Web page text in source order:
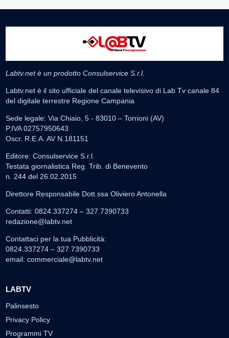
Labtv.net è un prodotto Consulservice S.r.l.
Labtv.net è il sito ufficiale del canale televisivo di Lab Tv canale 84
del digitale terrestre Regione Campania
Sede legale: Via Chiaio, 5 - 83010 – Torrioni (AV)
P.IVA 02757950643
Oscr. R.E.A. AV N.181151
Editore: Consulservice S.r.l.
Testata giornalistica Reg. Trib. di Benevento
n. 244 del 26.02.2015
Direttore Responsabile Dott.ssa Oliviero Antonella
Contatti: 0824.337274 – 327.7390733
redazione@labtv.net
Contattaci per la tua Pubblicità:
0824.337274 – 327.7390733
email: commerciale@labtv.net
LABTV
Palinsesto
Privacy Policy
Programmi TV